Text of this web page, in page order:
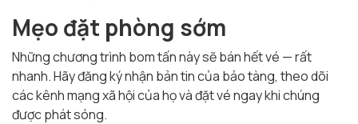
Mẹo đặt phòng sớm
Những chương trình bom tấn này sẽ bán hết vé — rất
nhanh. Hãy đăng ký nhận bản tin của bảo tàng, theo dõi
các kênh mạng xã hội của họ và đặt vé ngay khi chúng
được phát sóng.